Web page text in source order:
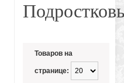
Товаров на
странице: